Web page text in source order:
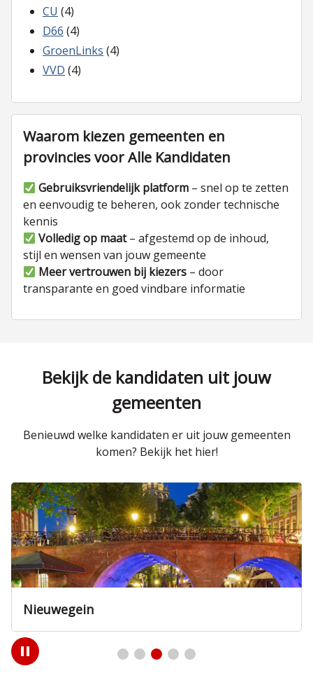
CU (4)
D66 (4)
GroenLinks (4)
VVD (4)
Waarom kiezen gemeenten en
provincies voor Alle Kandidaten
Gebruiksvriendelijk platform – snel op te zetten
en eenvoudig te beheren, ook zonder technische
kennis
Volledig op maat– afgestemd op de inhoud,
stijl en wensen van jouw gemeente
Meer vertrouwen bij kiezers – door
transparante en goed vindbare informatie
Bekijk de kandidaten uit jouw
gemeenten
Benieuwd welke kandidaten er uit jouw gemeenten
komen? Bekijk het hier!
Nieuwegein
Play
/